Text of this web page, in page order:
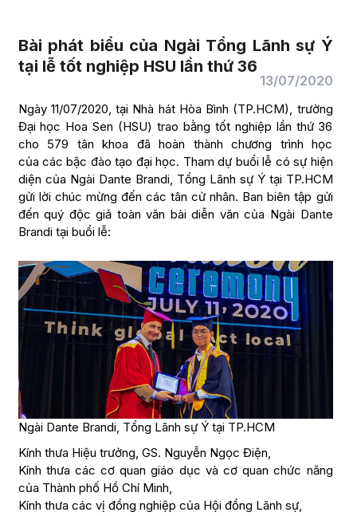
Bài phát biểu của Ngài Tổng Lãnh sự Ý
tại lễ tốt nghiệp HSU lần thứ 36
13/07/2020
Ngày 11/07/2020, tại Nhà hát Hòa Bình (TP.HCM), trường
Đại học Hoa Sen (HSU) trao bằng tốt nghiệp lần thứ 36
cho 579 tân khoa đã hoàn thành chương trình học
của các bậc đào tạo đại học. Tham dự buổi lễ có sự hiện
diện của Ngài Dante Brandi, Tổng Lãnh sự Ý tại TP.HCM
gửi lời chúc mừng đến các tân cử nhân. Ban biên tập gửi
đến quý độc giả toàn văn bài diễn văn của Ngài Dante
Brandi tại buổi lễ:
Ngài Dante Brandi, Tổng Lãnh sự Ý tại TP.HCM
Kính thưa Hiệu trưởng, GS. Nguyễn Ngọc Điện,
Kính thưa các cơ quan giáo dục và cơ quan chức năng
của Thành phố Hồ Chí Minh,
Kính thưa các vị đồng nghiệp của Hội đồng Lãnh sự,